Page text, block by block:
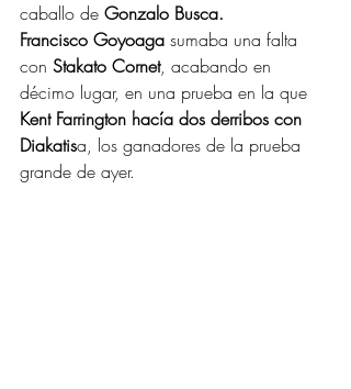
caballo de Gonzalo Busca.
Francisco Goyoaga sumaba una falta
con Stakato Cornet, acabando en
décimo lugar, en una prueba en la que
Kent Farrington hacía dos derribos con
Diakatisa, los ganadores de la prueba
grande de ayer.